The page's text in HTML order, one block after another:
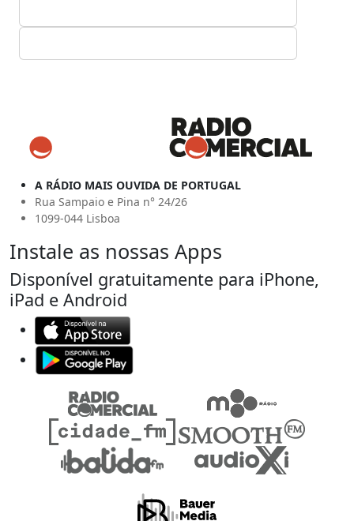
A RÁDIO MAIS OUVIDA DE PORTUGAL
Rua Sampaio e Pina n° 24/26
1099-044 Lisboa
Instale as nossas Apps
Disponível gratuitamente para iPhone,
iPad e Android